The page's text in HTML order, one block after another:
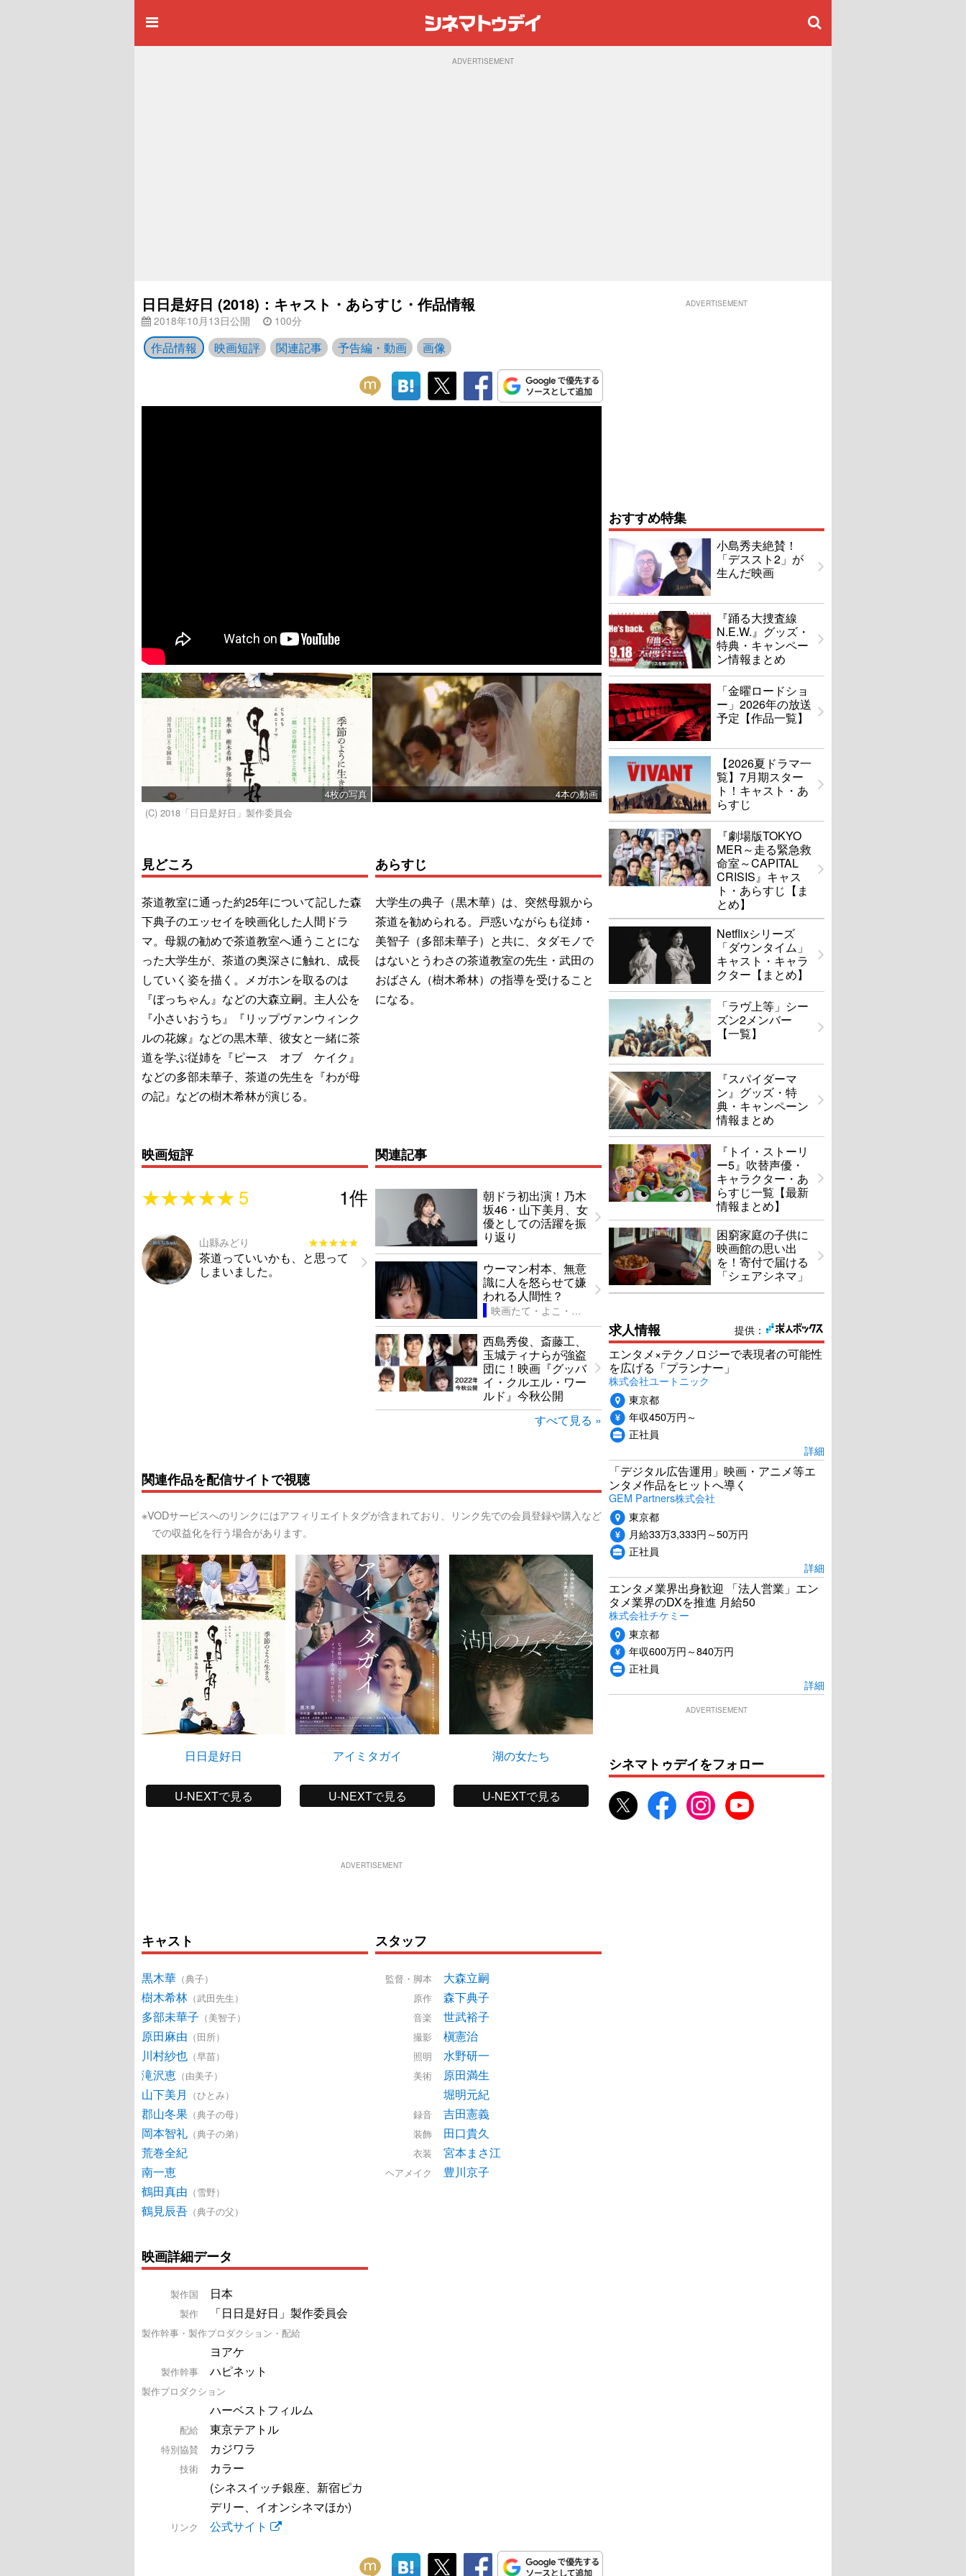
ADVERTISEMENT
日日是好日 (2018)：キャスト・あらすじ・作品情報
2018年10月13日公開 100分
作品情報 映画短評 関連記事 予告編・動画 画像
4枚の写真
4本の動画
(C) 2018「日日是好日」製作委員会
見どころ
茶道教室に通った約25年について記した森
下典子のエッセイを映画化した人間ドラ
マ。母親の勧めで茶道教室へ通うことにな
った大学生が、茶道の奥深さに触れ、成長
していく姿を描く。メガホンを取るのは
『ぼっちゃん』などの大森立嗣。主人公を
『小さいおうち』『リップヴァンウィンク
ルの花嫁』などの黒木華、彼女と一緒に茶
道を学ぶ従姉を『ピース オブ ケイク』
などの多部未華子、茶道の先生を『わが母
の記』などの樹木希林が演じる。
あらすじ
大学生の典子（黒木華）は、突然母親から
茶道を勧められる。戸惑いながらも従姉・
美智子（多部未華子）と共に、タダモノで
はないとうわさの茶道教室の先生・武田の
おばさん（樹木希林）の指導を受けること
になる。
映画短評
★★★★★
★★★★★ 5 1件
山縣みどり ★★★★★
★★★★★
茶道っていいかも、と思って
しまいました。
関連記事
朝ドラ初出演！乃木
坂46・山下美月、女
優としての活躍を振
り返り
ウーマン村本、無意
識に人を怒らせて嫌
われる人間性？
映画たて・よこ・ななめ見！
西島秀俊、斎藤工、
玉城ティナらが強盗
団に！映画『グッバ
イ・クルエル・ワー
ルド』今秋公開
すべて見る »
関連作品を配信サイトで視聴
※VODサービスへのリンクにはアフィリエイトタグが含まれており、リンク先での会員登録や購入など
での収益化を行う場合があります。
日日是好日
U-NEXTで見る
アイミタガイ
U-NEXTで見る
湖の女たち
U-NEXTで見る
青春18×2 君へと続く道
U-NEXTで見る
ADVERTISEMENT
キャスト
黒木華 （典子）
樹木希林 （武田先生）
多部未華子 （美智子）
原田麻由 （田所）
川村紗也 （早苗）
滝沢恵 （由美子）
山下美月 （ひとみ）
郡山冬果 （典子の母）
岡本智礼 （典子の弟）
荒巻全紀
南一恵
鶴田真由 （雪野）
鶴見辰吾 （典子の父）
スタッフ
監督・脚本 大森立嗣
原作 森下典子
音楽 世武裕子
撮影 槇憲治
照明 水野研一
美術
原田満生
堀明元紀
録音 吉田憲義
装飾 田口貴久
衣装 宮本まさ江
ヘアメイク 豊川京子
映画詳細データ
製作国 日本
製作 「日日是好日」製作委員会
製作幹事・製作プロダクション・配給
ヨアケ
製作幹事 ハピネット
製作プロダクション
ハーベストフィルム
配給 東京テアトル
特別協賛 カジワラ
技術
カラー
(シネスイッチ銀座、新宿ピカ
デリー、イオンシネマほか)
リンク 公式サイト
ADVERTISEMENT
おすすめ特集
小島秀夫絶賛！
「デススト2」が
生んだ映画
『踊る大捜査線
N.E.W.』グッズ・
特典・キャンペー
ン情報まとめ
「金曜ロードショ
ー」2026年の放送
予定【作品一覧】
【2026夏ドラマ一
覧】7月期スター
ト！キャスト・あ
らすじ
『劇場版TOKYO
MER～走る緊急救
命室～CAPITAL
CRISIS』キャス
ト・あらすじ【ま
とめ】
Netflixシリーズ
「ダウンタイム」
キャスト・キャラ
クター【まとめ】
「ラヴ上等」シー
ズン2メンバー
【一覧】
『スパイダーマ
ン』グッズ・特
典・キャンペーン
情報まとめ
『トイ・ストーリ
ー5』吹替声優・
キャラクター・あ
らすじ一覧【最新
情報まとめ】
困窮家庭の子供に
映画館の思い出
を！寄付で届ける
「シェアシネマ」
提供：
求人情報
エンタメ×テクノロジーで表現者の可能性
を広げる「プランナー」
株式会社ユートニック
東京都
年収450万円～
正社員
詳細
「デジタル広告運用」映画・アニメ等エ
ンタメ作品をヒットへ導く
GEM Partners株式会社
東京都
月給33万3,333円～50万円
正社員
詳細
エンタメ業界出身歓迎 「法人営業」エン
タメ業界のDXを推進 月給50
株式会社チケミー
東京都
年収600万円～840万円
正社員
詳細
ADVERTISEMENT
シネマトゥデイをフォロー